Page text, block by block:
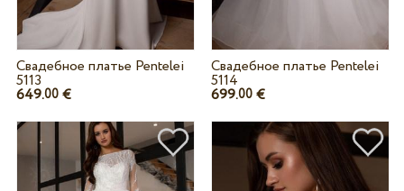
Свадебное платье Pentelei
5113
649.00€
Свадебное платье Pentelei
5114
699.00 €